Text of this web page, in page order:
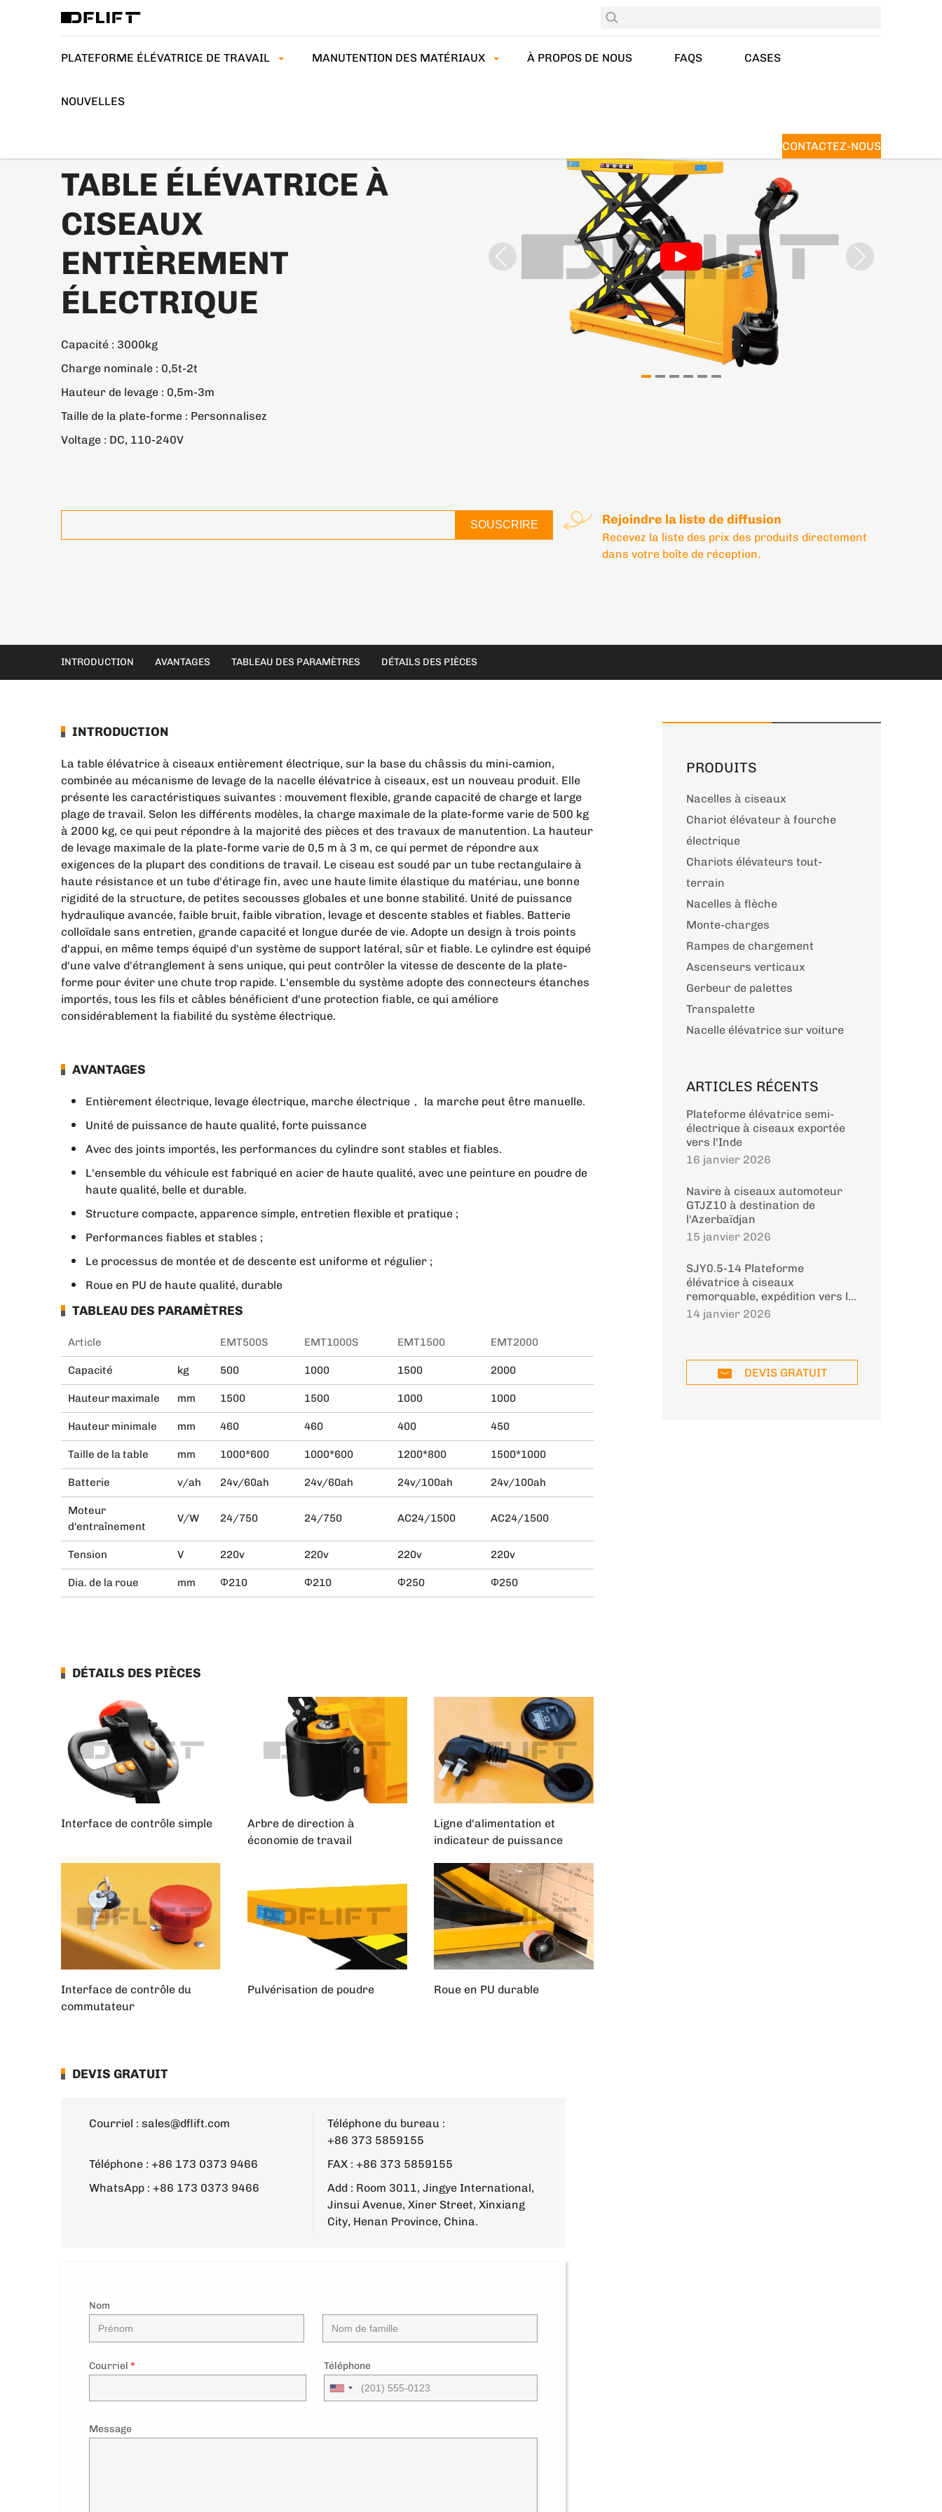
PLATEFORME ÉLÉVATRICE DE TRAVAIL MANUTENTION DES MATÉRIAUX À PROPOS DE NOUS FAQS CASES
NOUVELLES
CONTACTEZ-NOUS
TABLE ÉLÉVATRICE À
CISEAUX
ENTIÈREMENT
ÉLECTRIQUE
Capacité : 3000kg
Charge nominale : 0,5t-2t
Hauteur de levage : 0,5m-3m
Taille de la plate-forme : Personnalisez
Voltage : DC, 110-240V
SOUSCRIRE Rejoindre la liste de diffusion
Recevez la liste des prix des produits directement
dans votre boîte de réception.
INTRODUCTION AVANTAGES TABLEAU DES PARAMÈTRES DÉTAILS DES PIÈCES
INTRODUCTION
La table élévatrice à ciseaux entièrement électrique, sur la base du châssis du mini-camion,
combinée au mécanisme de levage de la nacelle élévatrice à ciseaux, est un nouveau produit. Elle
présente les caractéristiques suivantes : mouvement flexible, grande capacité de charge et large
plage de travail. Selon les différents modèles, la charge maximale de la plate-forme varie de 500 kg
à 2000 kg, ce qui peut répondre à la majorité des pièces et des travaux de manutention. La hauteur
de levage maximale de la plate-forme varie de 0,5 m à 3 m, ce qui permet de répondre aux
exigences de la plupart des conditions de travail. Le ciseau est soudé par un tube rectangulaire à
haute résistance et un tube d'étirage fin, avec une haute limite élastique du matériau, une bonne
rigidité de la structure, de petites secousses globales et une bonne stabilité. Unité de puissance
hydraulique avancée, faible bruit, faible vibration, levage et descente stables et fiables. Batterie
colloïdale sans entretien, grande capacité et longue durée de vie. Adopte un design à trois points
d'appui, en même temps équipé d'un système de support latéral, sûr et fiable. Le cylindre est équipé
d'une valve d'étranglement à sens unique, qui peut contrôler la vitesse de descente de la plate-
forme pour éviter une chute trop rapide. L'ensemble du système adopte des connecteurs étanches
importés, tous les fils et câbles bénéficient d'une protection fiable, ce qui améliore
considérablement la fiabilité du système électrique.
AVANTAGES
Entièrement électrique, levage électrique, marche électrique， la marche peut être manuelle.
Unité de puissance de haute qualité, forte puissance
Avec des joints importés, les performances du cylindre sont stables et fiables.
L'ensemble du véhicule est fabriqué en acier de haute qualité, avec une peinture en poudre de
haute qualité, belle et durable.
Structure compacte, apparence simple, entretien flexible et pratique ;
Performances fiables et stables ;
Le processus de montée et de descente est uniforme et régulier ;
Roue en PU de haute qualité, durable
TABLEAU DES PARAMÈTRES
Article EMT500S EMT1000S EMT1500 EMT2000
Capacité kg 500 1000 1500 2000
Hauteur maximale mm 1500 1500 1000 1000
Hauteur minimale mm 460 460 400 450
Taille de la table mm 1000*600 1000*600 1200*800 1500*1000
Batterie v/ah 24v/60ah 24v/60ah 24v/100ah 24v/100ah
Moteur
d'entraînement
V/W 24/750 24/750 AC24/1500 AC24/1500
Tension V 220v 220v 220v 220v
Dia. de la roue mm Φ210 Φ210 Φ250 Φ250
DÉTAILS DES PIÈCES
Interface de contrôle simple
Arbre de direction à
économie de travail
Ligne d'alimentation et
indicateur de puissance
Interface de contrôle du
commutateur
Pulvérisation de poudre Roue en PU durable
DEVIS GRATUIT
Courriel : sales@dflift.com
Téléphone du bureau :
+86 373 5859155
Téléphone : +86 173 0373 9466
FAX : +86 373 5859155
WhatsApp : +86 173 0373 9466
Add : Room 3011, Jingye International,
Jinsui Avenue, Xiner Street, Xinxiang
City, Henan Province, China.
Nom
Courriel * Téléphone
Message
PRODUITS
Nacelles à ciseaux
Chariot élévateur à fourche
électrique
Chariots élévateurs tout-
terrain
Nacelles à flèche
Monte-charges
Rampes de chargement
Ascenseurs verticaux
Gerbeur de palettes
Transpalette
Nacelle élévatrice sur voiture
ARTICLES RÉCENTS
Plateforme élévatrice semi-
électrique à ciseaux exportée
vers l'Inde
16 janvier 2026
Navire à ciseaux automoteur
GTJZ10 à destination de
l'Azerbaïdjan
15 janvier 2026
SJY0.5-14 Plateforme
élévatrice à ciseaux
remorquable, expédition vers le
Pakistan
14 janvier 2026
DEVIS GRATUIT